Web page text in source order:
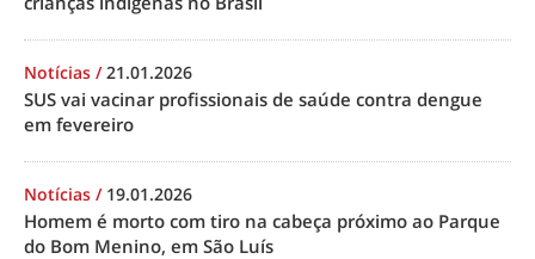
Notícias /21.01.2026
SUS vai vacinar profissionais de saúde contra dengue
em fevereiro
Notícias / 19.01.2026
Homem é morto com tiro na cabeça próximo ao Parque
do Bom Menino, em São Luís